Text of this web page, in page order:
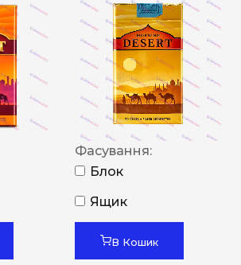
Фасування:
Блок
Ящик
В Кошик